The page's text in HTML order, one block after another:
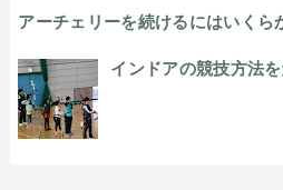
アーチェリーを続けるにはいくら
インドアの競技方法を